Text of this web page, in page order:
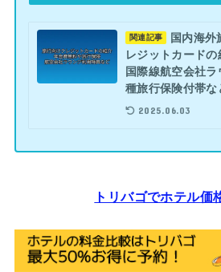
関連記事
国内海外
レジットカード
国際線航空会社
種旅行保険付帯な
2025.06.03
トリバゴでホテル価